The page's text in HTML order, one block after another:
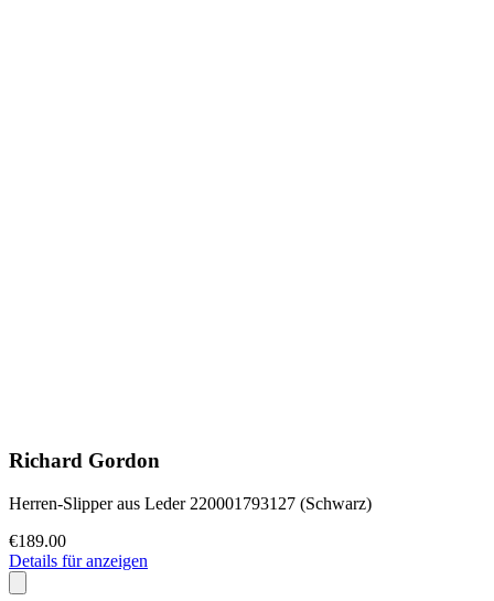
Richard Gordon
Herren-Slipper aus Leder 220001793127 (Schwarz)
€189.00
Details für anzeigen